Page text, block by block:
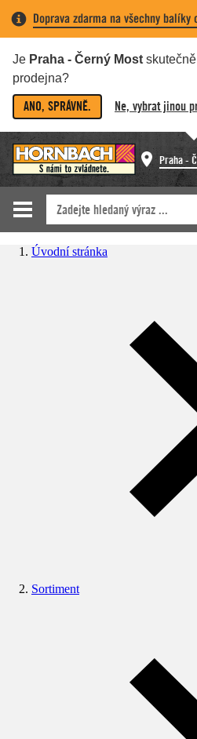
Doprava zdarma na všechny balíky
Je Praha - Černý Most
prodejna?
ANO, SPRÁVNĚ. Ne, vybrat jinou
Praha -
Úvodní stránka
Sortiment